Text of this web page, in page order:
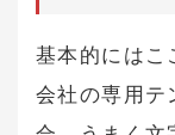
基本的にはこ
会社の専用テ